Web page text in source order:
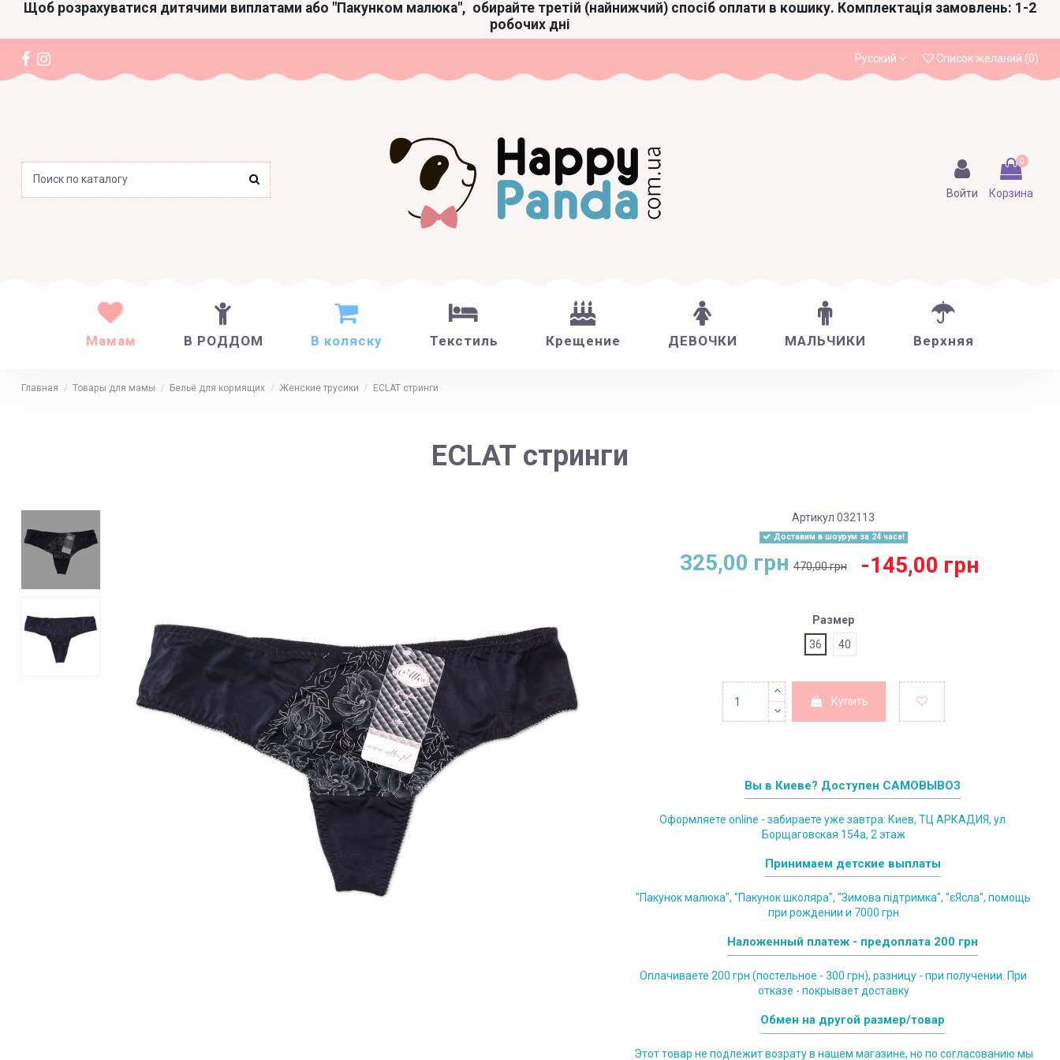
Щоб розрахуватися дитячими виплатами або "Пакунком малюка", обирайте третій (найнижчий) спосіб оплати в кошику. Комплектація замовлень: 1-2
робочих дні
Русский Список желаний (0)
Войти
0
Корзина
Мамам В РОДДОМ В коляску Текстиль Крещение ДЕВОЧКИ МАЛЬЧИКИ Верхняя
Главная Товары для мамы Бельё для кормящих Женские трусики ECLAT стринги
ECLAT стринги
Артикул 032113
Доставим в шоурум за 24 часа!
325,00 грн 470,00 грн -145,00 грн
Размер
36
40
Купить
Вы в Киеве? Доступен САМОВЫВОЗ
Оформляете online - забираете уже завтра: Киев, ТЦ АРКАДИЯ, ул.
Борщаговская 154а, 2 этаж
Принимаем детские выплаты
"Пакунок малюка", "Пакунок школяра", "Зимова підтримка", "єЯсла", помощь
при рождении и 7000 грн
Наложенный платеж - предоплата 200 грн
Оплачиваете 200 грн (постельное - 300 грн), разницу - при получении. При
отказе - покрывает доставку
Обмен на другой размер/товар
Этот товар не подлежит возрату в нашем магазине, но по согласованию мы